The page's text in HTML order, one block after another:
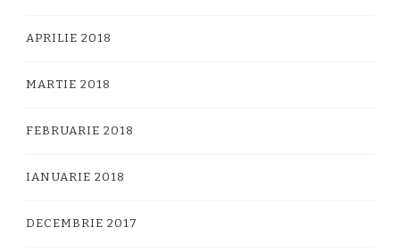
APRILIE 2018
MARTIE 2018
FEBRUARIE 2018
IANUARIE 2018
DECEMBRIE 2017